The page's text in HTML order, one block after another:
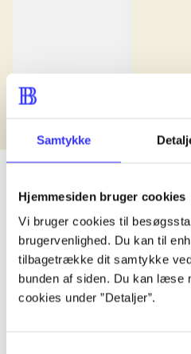
Samtykke
Hjemmesiden bruger cookies
Vi bruger cookies til
brugervenlighed. Du kan til
tilbagetrække dit samtykke
bunden af siden. Du kan læse
cookies under ”Detaljer”.
lorem ipsum dolor sit
Udgivet i undefined. Værkerne er
Udgivet i undefined. Værkerne er
Udgivet i undefined . Værkerne er